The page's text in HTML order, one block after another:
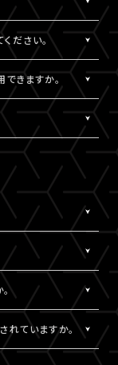
あっても、過去の
ニックネームが表
からも設定いただ
コミュニティ機能
す。
合があります。
ります。 また、全
ます。
「基本情報」にござ
報のご登録いただ
決済情報のご登録
けない場合があり
ださい。
「基本情報」にござ
報のご登録いただ
決済情報のご登録
がございます。
きますか。
でご確認ください。
げ銭機能をご利用の
ください。
ございますので、
げ銭履歴」よりご
ログインのうえ、ご
会員登録が必要と
ただけます。
れていますか。
ん。